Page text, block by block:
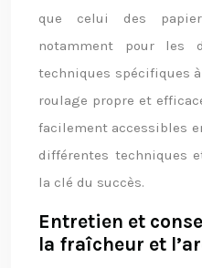
que celui des
notamment pour les
techniques spécifiques
roulage propre et
facilement accessibles
différentes techniques
la clé du succès.
Entretien et
la fraîcheur et